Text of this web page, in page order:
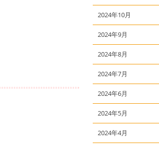
2024年10月
2024年9月
2024年8月
2024年7月
2024年6月
2024年5月
2024年4月